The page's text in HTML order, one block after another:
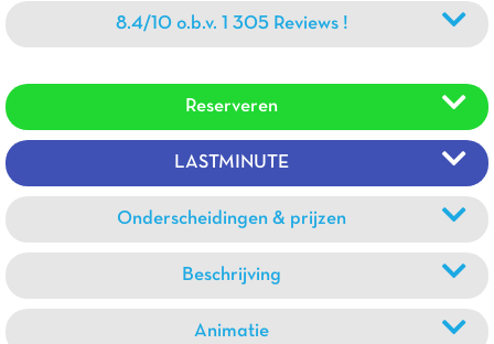
8.4/10 o.b.v. 1 305 Reviews !
Reserveren
LASTMINUTE
Onderscheidingen & prijzen
Beschrijving
Animatie